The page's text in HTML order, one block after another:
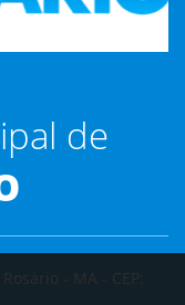
de
- MA - CEP: